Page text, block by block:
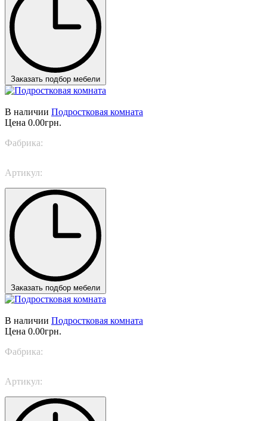
Заказать подбор мебели
В наличии Подростковая комната
Цена 0.00грн.
Фабрика:
Артикул:
Заказать подбор мебели
В наличии Подростковая комната
Цена 0.00грн.
Фабрика:
Артикул: